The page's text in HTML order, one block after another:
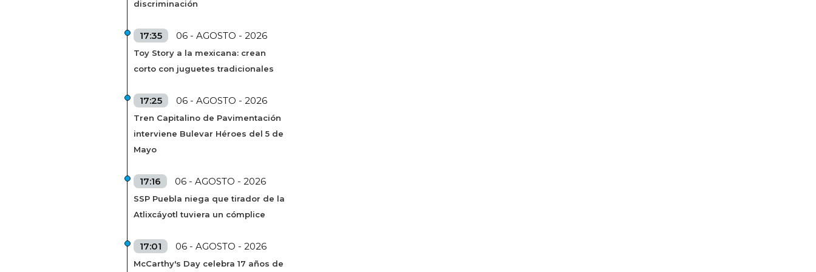
discriminación
17:35 06 - AGOSTO - 2026
Toy Story a la mexicana: crean
corto con juguetes tradicionales
17:25 06 - AGOSTO - 2026
Tren Capitalino de Pavimentación
interviene Bulevar Héroes del 5 de
Mayo
17:16 06 - AGOSTO - 2026
SSP Puebla niega que tirador de la
Atlixcáyotl tuviera un cómplice
17:01 06 - AGOSTO - 2026
McCarthy's Day celebra 17 años de